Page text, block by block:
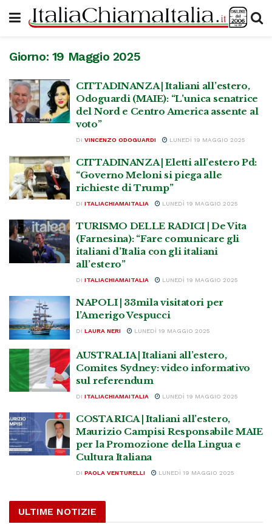
Giorno: 19 Maggio 2025
CITTADINANZA | Italiani all’estero,
Odoguardi (MAIE): “L’unica senatrice
del Nord e Centro America assente al
voto”
DI VINCENZO ODOGUARDI LUNEDÌ 19 MAGGIO 2025
CITTADINANZA | Eletti all’estero Pd:
“Governo Meloni si piega alle
richieste di Trump”
DI ITALIACHIAMAITALIA LUNEDÌ 19 MAGGIO 2025
TURISMO DELLE RADICI | De Vita
(Farnesina): “Fare comunicare gli
italiani d’Italia con gli italiani
all’estero”
DI ITALIACHIAMAITALIA LUNEDÌ 19 MAGGIO 2025
NAPOLI | 33mila visitatori per
l’Amerigo Vespucci
DI LAURA NERI LUNEDÌ 19 MAGGIO 2025
AUSTRALIA | Italiani all’estero,
Comites Sydney: video informativo
sul referendum
DI ITALIACHIAMAITALIA LUNEDÌ 19 MAGGIO 2025
COSTA RICA | Italiani all’estero,
Maurizio Campisi Responsabile MAIE
per la Promozione della Lingua e
Cultura Italiana
DI PAOLA VENTURELLI LUNEDÌ 19 MAGGIO 2025
ULTIME NOTIZIE